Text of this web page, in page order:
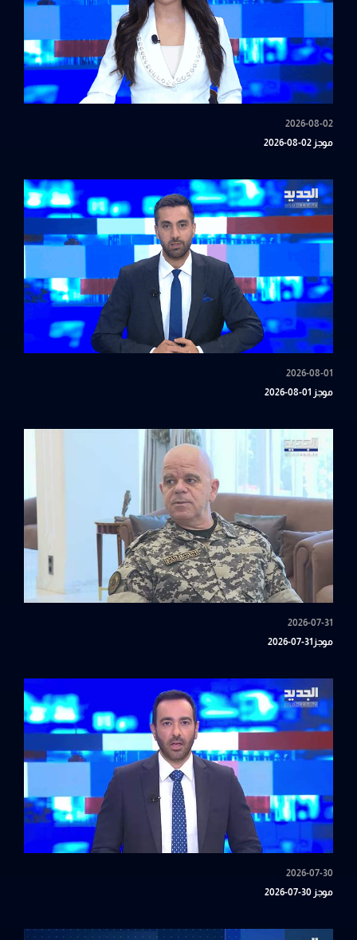
2026-08-02
موجز 02-08-2026
2026-08-01
موجز 01-08-2026
2026-07-31
موجز31-07-2026
2026-07-30
موجز 30-07-2026